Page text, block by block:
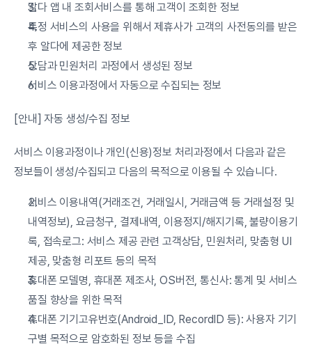
알다 앱 내 조회서비스를 통해 고객이 조회한 정보
특정 서비스의 사용을 위해서 제휴사가 고객의 사전동의를 받은
후 알다에 제공한 정보
상담과 민원처리 과정에서 생성된 정보
서비스 이용과정에서 자동으로 수집되는 정보
[안내] 자동 생성/수집 정보
서비스 이용과정이나 개인(신용)정보 처리과정에서 다음과 같은
정보들이 생성/수집되고 다음의 목적으로 이용될 수 있습니다.
서비스 이용내역(거래조건, 거래일시, 거래금액 등 거래설정 및
내역정보), 요금청구, 결제내역, 이용정지/해지기록, 불량이용기
록, 접속로그: 서비스 제공 관련 고객상담, 민원처리, 맞춤형 UI
제공, 맞춤형 리포트 등의 목적
휴대폰 모델명, 휴대폰 제조사, OS버전, 통신사: 통계 및 서비스
품질 향상을 위한 목적
휴대폰 기기고유번호(Android_ID, RecordID 등): 사용자 기기
구별 목적으로 암호화된 정보 등을 수집